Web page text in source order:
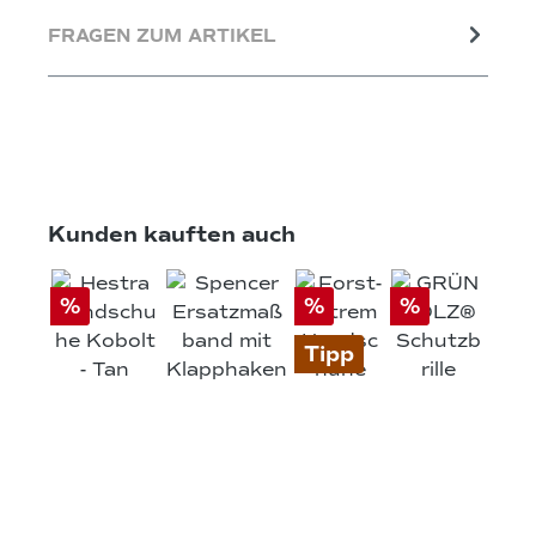
FRAGEN ZUM ARTIKEL
Produktgalerie überspringen
Kunden kauften auch
%
%
Tipp
%